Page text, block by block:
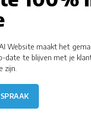
Website maakt het
date te blijven met je
zijn.